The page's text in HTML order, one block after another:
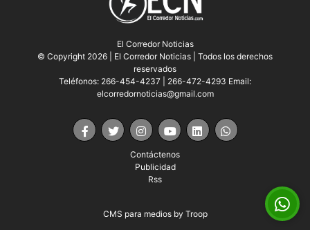
El Corredor Noticias
© Copyright 2026 | El Corredor Noticias | Todos los derechos
reservados
Teléfonos: 266-454-4237 | 266-472-4293 Email:
elcorredornoticias@gmail.com
Contáctenos
Publicidad
Rss
CMS para mediosby Troop